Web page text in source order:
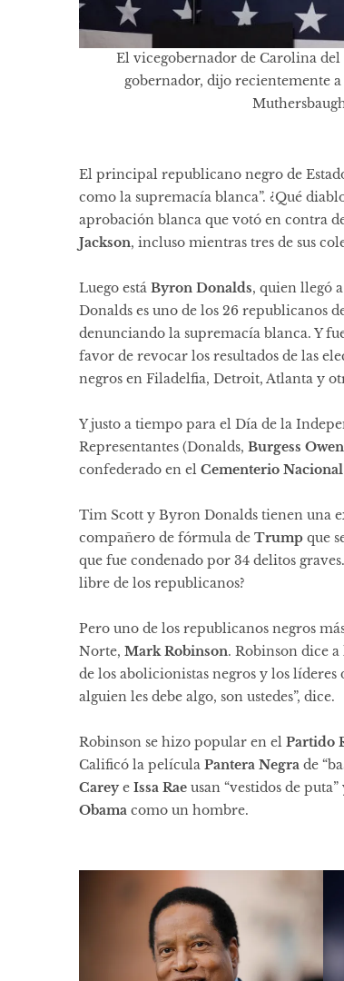
El vicegobernador de Carolina
gobernador, dijo recientemente a
El principal republicano negro de
como la supremacía blanca”. ¿Qué
aprobación blanca que votó en contra
Jackson, incluso mientras tres de sus
Luego está Byron Donalds, quien llegó
Donalds es uno de los 26 republicanos
denunciando la supremacía blanca. Y
favor de revocar los resultados de las
negros en Filadelfia, Detroit, Atlanta y
Y justo a tiempo para el Día de la
Representantes (Donalds, Burgess
confederado en el Cementerio
Tim Scott y Byron Donalds tienen una
compañero de fórmula de Trump que
que fue condenado por 34 delitos
libre de los republicanos?
Pero uno de los republicanos negros
Norte, Mark Robinson. Robinson dice a
de los abolicionistas negros y los
alguien les debe algo, son ustedes”, dice.
Robinson se hizo popular en el Partido
Calificó la película Pantera Negra de “
Careye Issa Rae usan “vestidos de puta
Obama como un hombre.